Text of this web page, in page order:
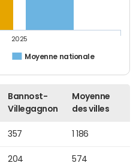
Moyenne nationale
2025
Bannost-
Villegagnon
Moyenne
des villes
357 1 186
204 574